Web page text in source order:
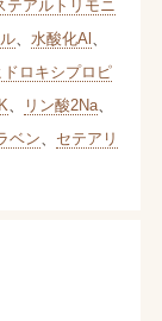
テアルトリモニ
、 水酸化Al
ロキシプロピ
リン酸2Na、
ベン
セテアリ